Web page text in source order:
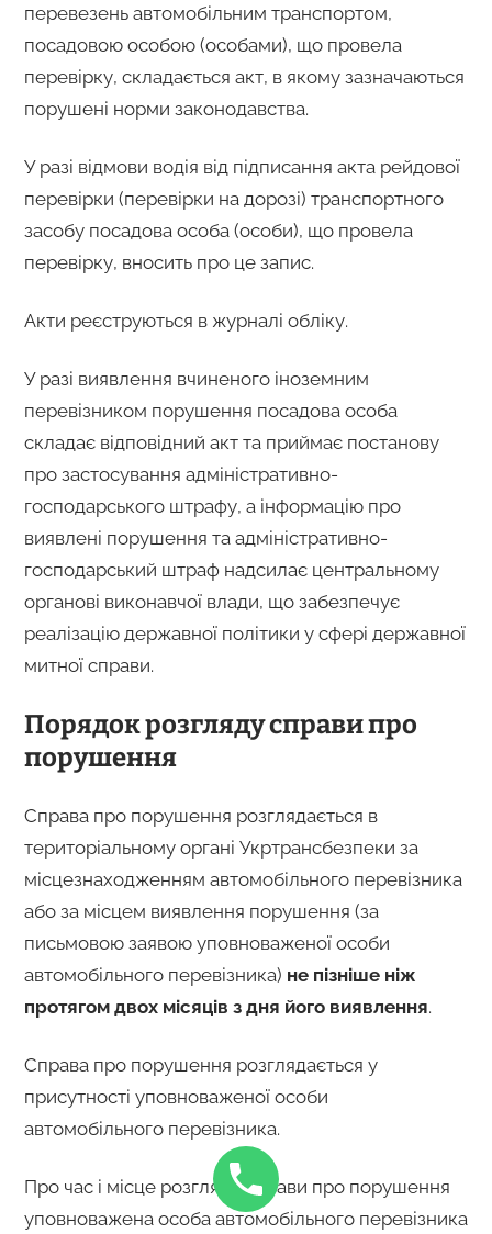
перевезень автомобільним транспортом,
посадовою особою (особами), що провела
перевірку, складається акт, в якому зазначаються
порушені норми законодавства.
У разі відмови водія від підписання акта рейдової
перевірки (перевірки на дорозі) транспортного
засобу посадова особа (особи), що провела
перевірку, вносить про це запис.
Акти реєструються в журналі обліку.
У разі виявлення вчиненого іноземним
перевізником порушення посадова особа
складає відповідний акт та приймає постанову
про застосування адміністративно-
господарського штрафу, а інформацію про
виявлені порушення та адміністративно-
господарський штраф надсилає центральному
органові виконавчої влади, що забезпечує
реалізацію державної політики у сфері державної
митної справи.
Порядок розгляду справи про
порушення
Справа про порушення розглядається в
територіальному органі Укртрансбезпеки за
місцезнаходженням автомобільного перевізника
або за місцем виявлення порушення (за
письмовою заявою уповноваженої особи
автомобільного перевізника) не пізніше ніж
протягом двох місяців з дня його виявлення.
Справа про порушення розглядається у
присутності уповноваженої особи
автомобільного перевізника.
Про час і місце розгляду справи про порушення
уповноважена особа автомобільного перевізника